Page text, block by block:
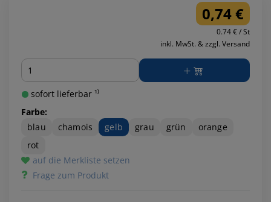
0,74 €
0.74 € / St
inkl. MwSt. & zzgl. Versand
Menge
sofort lieferbar ¹⁾
Farbe:
blau
chamois gelb grau grün
orange
rot
auf die Merkliste setzen
Frage zum Produkt